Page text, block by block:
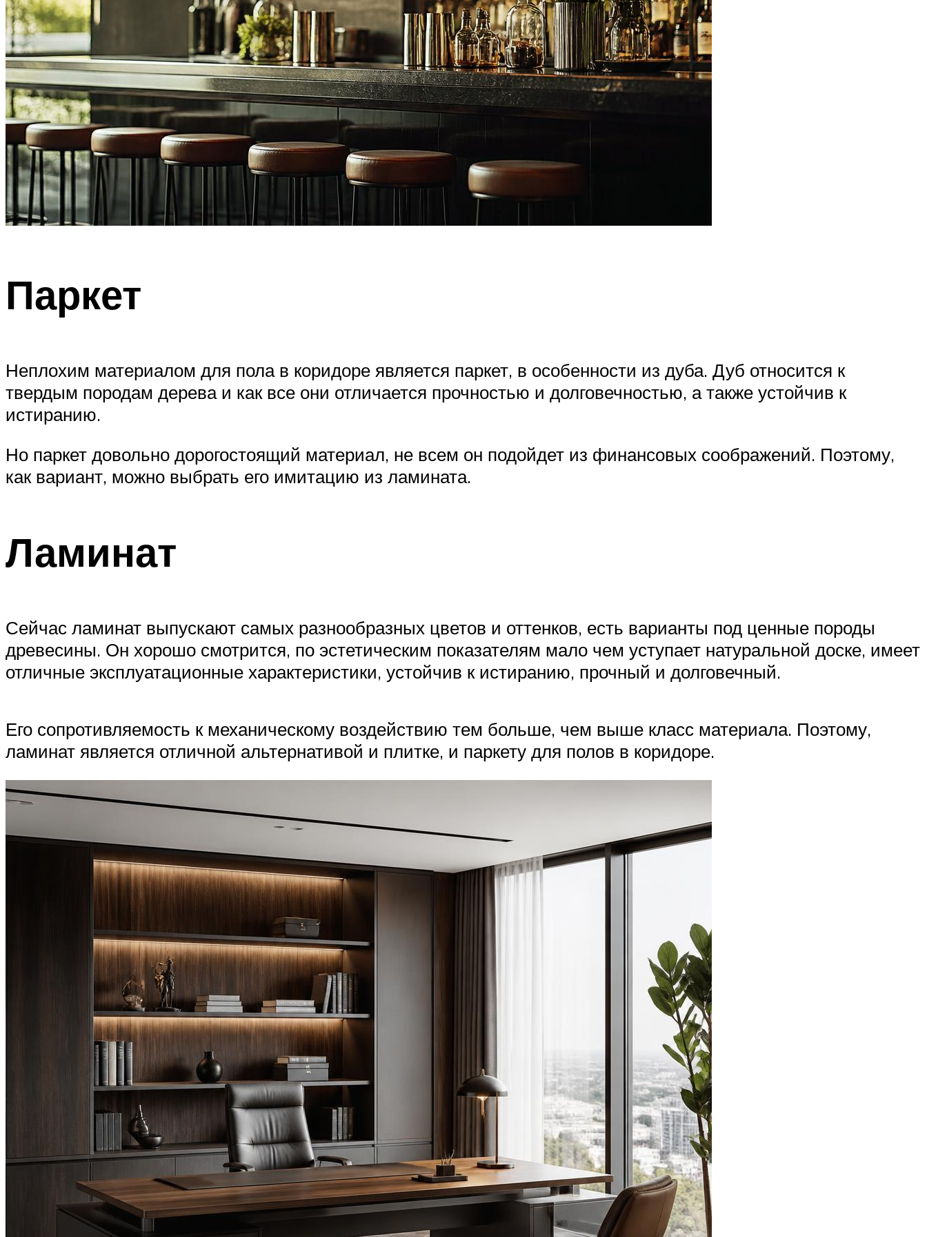
Паркет
Неплохим материалом для пола в коридоре является паркет, в особенности из дуба. Дуб относится к
твердым породам дерева и как все они отличается прочностью и долговечностью, а также устойчив к
истиранию.
Но паркет довольно дорогостоящий материал, не всем он подойдет из финансовых соображений. Поэтому,
как вариант, можно выбрать его имитацию из ламината.
Ламинат
Сейчас ламинат выпускают самых разнообразных цветов и оттенков, есть варианты под ценные породы
древесины. Он хорошо смотрится, по эстетическим показателям мало чем уступает натуральной доске, имеет
отличные эксплуатационные характеристики, устойчив к истиранию, прочный и долговечный.
Его сопротивляемость к механическому воздействию тем больше, чем выше класс материала. Поэтому,
ламинат является отличной альтернативой и плитке, и паркету для полов в коридоре.